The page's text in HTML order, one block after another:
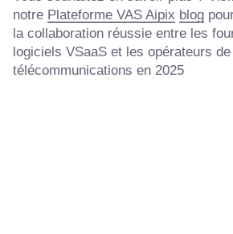
notre Plateforme VAS Aipix blog
la collaboration réussie entre les
logiciels VSaaS et les opérateurs de
télécommunications en 2025